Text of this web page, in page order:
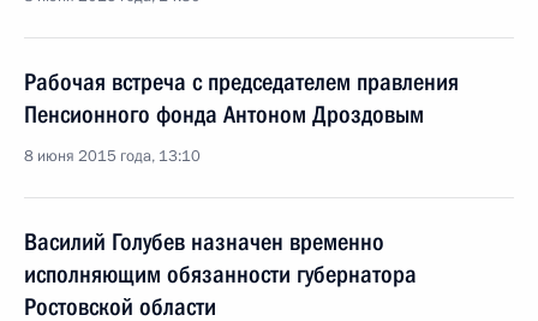
Рабочая встреча с председателем правления
Пенсионного фонда Антоном Дроздовым
8 июня 2015 года, 13:10
Василий Голубев назначен временно
исполняющим обязанности губернатора
Ростовской области